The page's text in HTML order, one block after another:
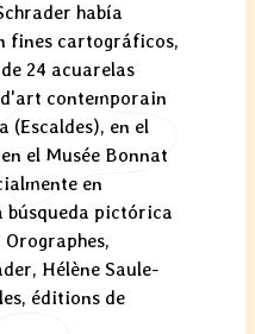
había
fines cartográficos,
24 acuarelas
d'art contemporain
(Escaldes), en el
el Musée Bonnat
en
búsqueda pictórica
Hélène Saule-
éditions de